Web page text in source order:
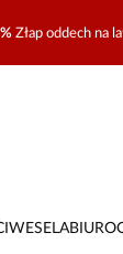
Złap oddech na
WESELABIURO